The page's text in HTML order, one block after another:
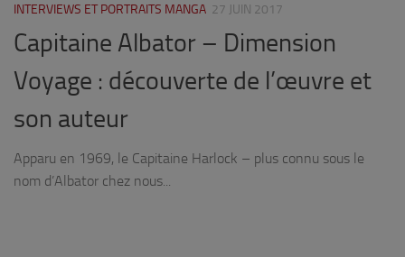
INTERVIEWS ET PORTRAITS MANGA 27 JUIN 2017
Capitaine Albator – Dimension
Voyage : découverte de l’œuvre et
son auteur
Apparu en 1969, le Capitaine Harlock – plus connu sous le
nom d’Albator chez nous...